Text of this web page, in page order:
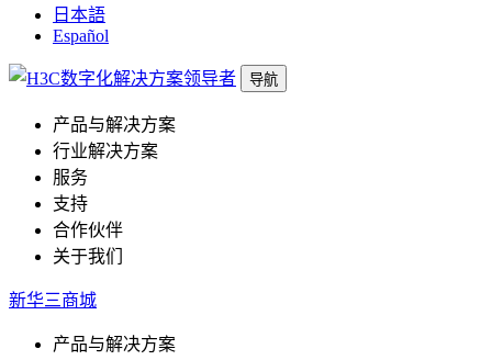
日本語
Español
导航
产品与解决方案
行业解决方案
服务
支持
合作伙伴
关于我们
新华三商城
产品与解决方案